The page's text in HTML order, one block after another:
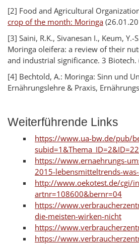
[2] Food and Agricultural
crop of the month: Moringa
[3] Saini, R.K., Sivanesan I., Keum,
Moringa oleifera: a review of their
and industrial significance. 3 Biotech.
[4] Bechtold, A.: Moringa: Sinn und
Ernährungslehre & Praxis,
Weiterführende Links
https://www.ua-bw.de/pub/
https://www.ernaehrungs-
2015-lebensmitteltrends-
http://www.oekotest.de/cgi/
artnr=108600&bernr=04
https://
die-meisten-wirken-nicht
https://
https://